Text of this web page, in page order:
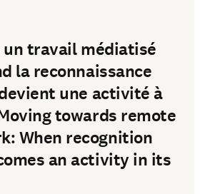
un travail médiatisé
la reconnaissance
une activité à
towards remote
When recognition
an activity in its